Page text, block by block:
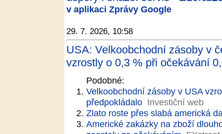
v aplikaci Zprávy Google
29. 7. 2026, 10:58
USA: Velkoobchodní zásoby v
vzrostly o 0,3 % při očekávání
Podobné:
Velkoobchodní zásoby v USA
předpokládalo Investiční web
Zlato roste přes slabá americká
Americké zakázky na zboží